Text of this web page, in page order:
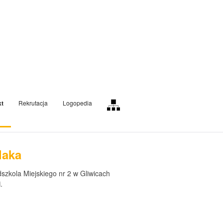
Rekrutacja Logopedia
Miejskiego nr 2 w Gliwicach